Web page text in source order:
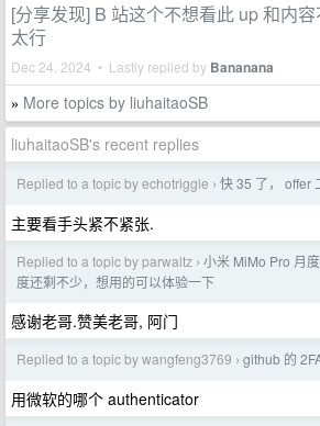
[分享发现] B 站这个不想看此 up 和内
太行
Dec 24, 2024 • Lastly replied by Bananana
» More topics by liuhaitaoSB
liuhaitaoSB's recent replies
Replied to a topic by echotriggle › 快 35 了， offer
主要看手头紧不紧张.
Replied to a topic by parwaltz › 小米 MiMo Pro 月
度还剩不少，想用的可以体验一下
感谢老哥.赞美老哥, 阿门
Replied to a topic by wangfeng3769 › github 的
用微软的哪个 authenticator